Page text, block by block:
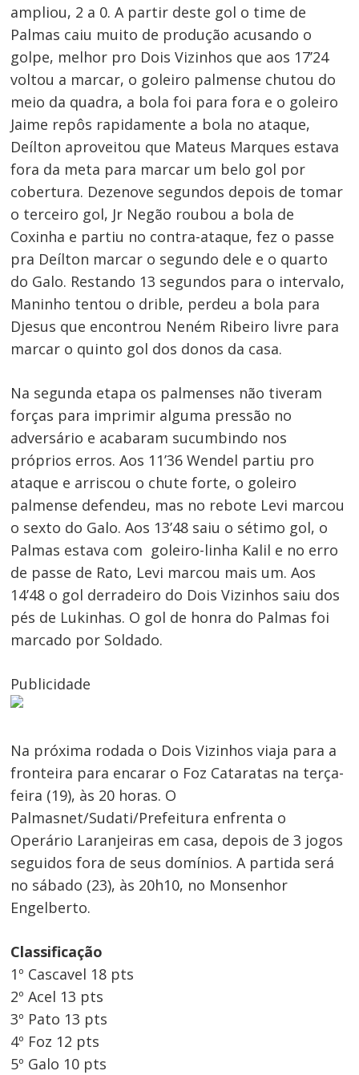
ampliou, 2 a 0. A partir deste gol o time de
Palmas caiu muito de produção acusando o
golpe, melhor pro Dois Vizinhos que aos 17’24
voltou a marcar, o goleiro palmense chutou do
meio da quadra, a bola foi para fora e o goleiro
Jaime repôs rapidamente a bola no ataque,
Deílton aproveitou que Mateus Marques estava
fora da meta para marcar um belo gol por
cobertura. Dezenove segundos depois de tomar
o terceiro gol, Jr Negão roubou a bola de
Coxinha e partiu no contra-ataque, fez o passe
pra Deílton marcar o segundo dele e o quarto
do Galo. Restando 13 segundos para o intervalo,
Maninho tentou o drible, perdeu a bola para
Djesus que encontrou Neném Ribeiro livre para
marcar o quinto gol dos donos da casa.
Na segunda etapa os palmenses não tiveram
forças para imprimir alguma pressão no
adversário e acabaram sucumbindo nos
próprios erros. Aos 11’36 Wendel partiu pro
ataque e arriscou o chute forte, o goleiro
palmense defendeu, mas no rebote Levi marcou
o sexto do Galo. Aos 13’48 saiu o sétimo gol, o
Palmas estava com goleiro-linha Kalil e no erro
de passe de Rato, Levi marcou mais um. Aos
14’48 o gol derradeiro do Dois Vizinhos saiu dos
pés de Lukinhas. O gol de honra do Palmas foi
marcado por Soldado.
Publicidade
Na próxima rodada o Dois Vizinhos viaja para a
fronteira para encarar o Foz Cataratas na terça-
feira (19), às 20 horas. O
Palmasnet/Sudati/Prefeitura enfrenta o
Operário Laranjeiras em casa, depois de 3 jogos
seguidos fora de seus domínios. A partida será
no sábado (23), às 20h10, no Monsenhor
Engelberto.
Classificação
1º Cascavel 18 pts
2º Acel 13 pts
3º Pato 13 pts
4º Foz 12 pts
5º Galo 10 pts
Navegação
de
Post